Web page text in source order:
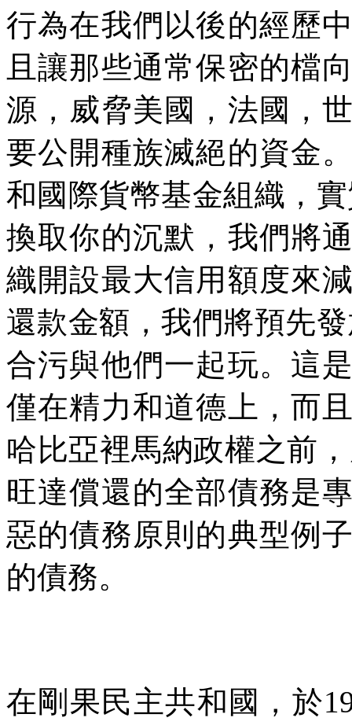
行為在我們以後的經歷
且讓那些通常保密的檔
源，威脅美國，法國，
要公開種族滅絕的資金
和國際貨幣基金組織，
換取你的沉默，我們將
織開設最大信用額度來
還款金額，我們將預先
合污與他們一起玩。這
僅在精力和道德上，而
哈比亞裡馬納政權之前
旺達償還的全部債務是
惡的債務原則的典型例
的債務。
在剛果民主共和國，於